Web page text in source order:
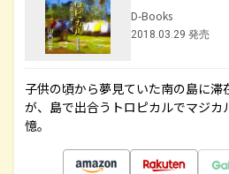
D-Books
2018.03.29 発売
子供の頃から夢見ていた南の島に
が、島で出合うトロピカルでマジカ
憶。